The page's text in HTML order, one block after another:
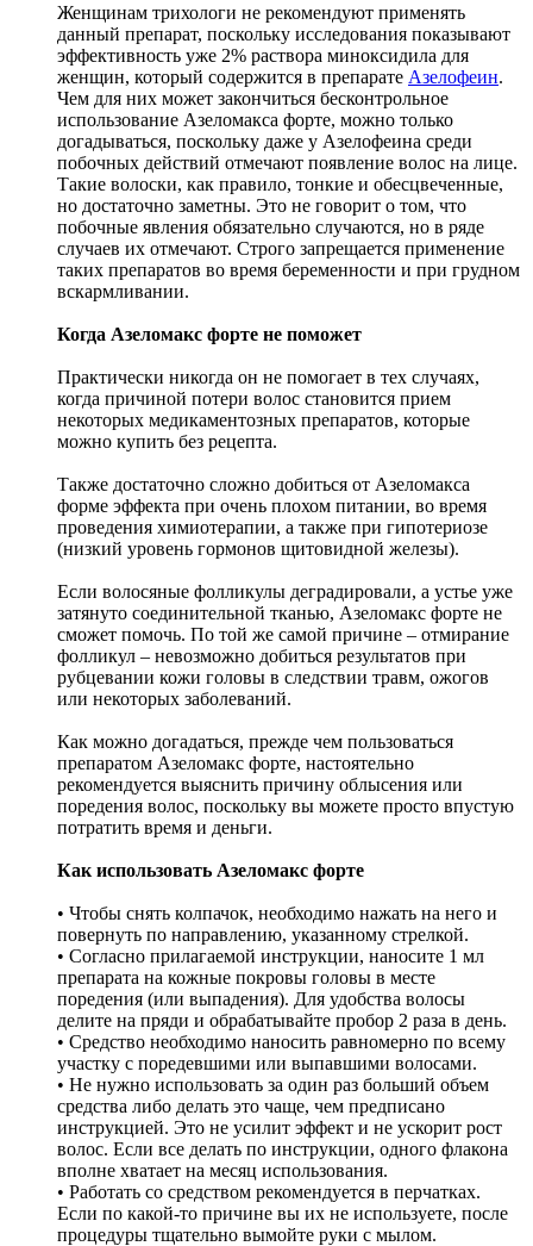
Женщинам трихологи не рекомендуют применять
данный препарат, поскольку исследования показывают
эффективность уже 2% раствора миноксидила для
женщин, который содержится в препарате Азелофеин.
Чем для них может закончиться бесконтрольное
использование Азеломакса форте, можно только
догадываться, поскольку даже у Азелофеина среди
побочных действий отмечают появление волос на лице.
Такие волоски, как правило, тонкие и обесцвеченные,
но достаточно заметны. Это не говорит о том, что
побочные явления обязательно случаются, но в ряде
случаев их отмечают. Строго запрещается применение
таких препаратов во время беременности и при грудном
вскармливании.
Когда Азеломакс форте не поможет
Практически никогда он не помогает в тех случаях,
когда причиной потери волос становится прием
некоторых медикаментозных препаратов, которые
можно купить без рецепта.
Также достаточно сложно добиться от Азеломакса
форме эффекта при очень плохом питании, во время
проведения химиотерапии, а также при гипотериозе
(низкий уровень гормонов щитовидной железы).
Если волосяные фолликулы деградировали, а устье уже
затянуто соединительной тканью, Азеломакс форте не
сможет помочь. По той же самой причине – отмирание
фолликул – невозможно добиться результатов при
рубцевании кожи головы в следствии травм, ожогов
или некоторых заболеваний.
Как можно догадаться, прежде чем пользоваться
препаратом Азеломакс форте, настоятельно
рекомендуется выяснить причину облысения или
поредения волос, поскольку вы можете просто впустую
потратить время и деньги.
Как использовать Азеломакс форте
• Чтобы снять колпачок, необходимо нажать на него и
повернуть по направлению, указанному стрелкой.
• Согласно прилагаемой инструкции, наносите 1 мл
препарата на кожные покровы головы в месте
поредения (или выпадения). Для удобства волосы
делите на пряди и обрабатывайте пробор 2 раза в день.
• Средство необходимо наносить равномерно по всему
участку с поредевшими или выпавшими волосами.
• Не нужно использовать за один раз больший объем
средства либо делать это чаще, чем предписано
инструкцией. Это не усилит эффект и не ускорит рост
волос. Если все делать по инструкции, одного флакона
вполне хватает на месяц использования.
• Работать со средством рекомендуется в перчатках.
Если по какой-то причине вы их не используете, после
процедуры тщательно вымойте руки с мылом.